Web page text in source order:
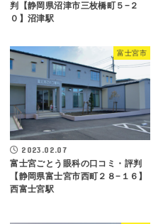
判【静岡県沼津市三枚橋町５−２
０】沼津駅
富士宮市
2023.02.07
富士宮ごとう眼科の口コミ・評判
【静岡県富士宮市西町２８−１６】
西富士宮駅